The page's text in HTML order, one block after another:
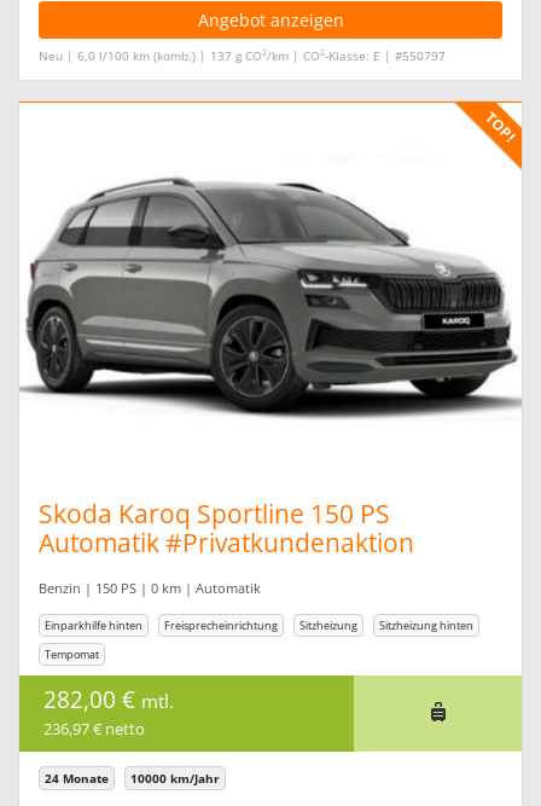
Angebot anzeigen
Neu | 6,0 l/100 km (komb.) | 137 g CO2/km | CO2-Klasse: E | #550797
Skoda Karoq Sportline 150 PS
Automatik #Privatkundenaktion
Benzin | 150 PS | 0 km | Automatik
Einparkhilfe hinten Freisprecheinrichtung Sitzheizung
Sitzheizung hinten
Tempomat
282,00 € mtl.
236,97 € netto
24 Monate 10000 km/Jahr